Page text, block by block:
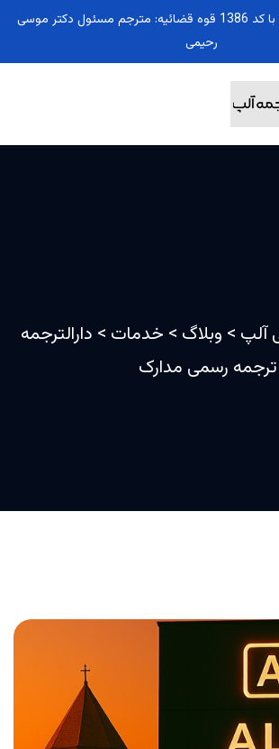
دارالترجمه رسمی آلپ: با کد 1386 قوه قضائیه: مترجم مسئول دکتر موسی
رحیمی
آلپ > وبلاگ > خدمات > دارالترجمه
ترجمه رسمی مدارک